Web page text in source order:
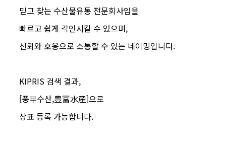
믿고 찾는 수산물유통 전문회사임을
빠르고 쉽게 각인시킬 수 있으며,
신뢰와 호응으로 소통할 수 있는 네이밍입니다.
KIPRIS 검색 결과,
[풍부수산,豊富水産]으로
상표 등록 가능합니다.